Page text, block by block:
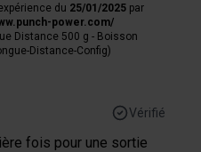
du 25/01/2025 par
power.com/
Distance 500 g - Boisson
Distance-Config)
Vérifié
fois pour une sortie